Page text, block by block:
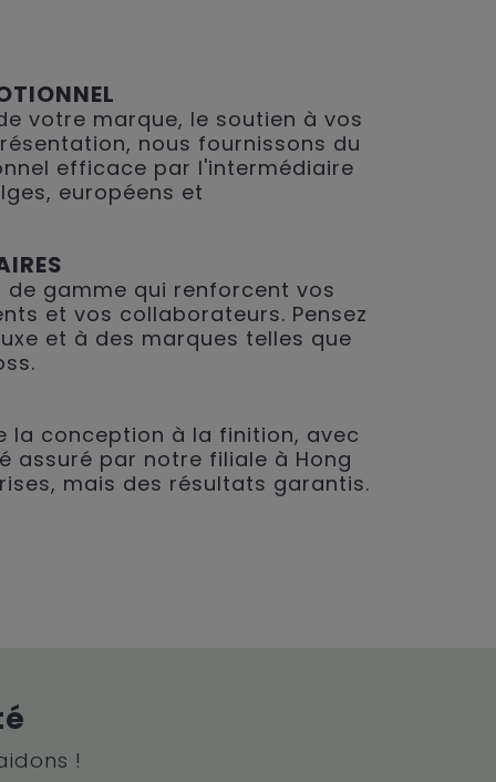
votre marque, le soutien à vos
nous fournissons du
efficace par l'intermédiaire
européens et
de gamme qui renforcent vos
et vos collaborateurs. Pensez
et à des marques telles que
la conception à la finition, avec
assuré par notre filiale à Hong
mais des résultats garantis.
!